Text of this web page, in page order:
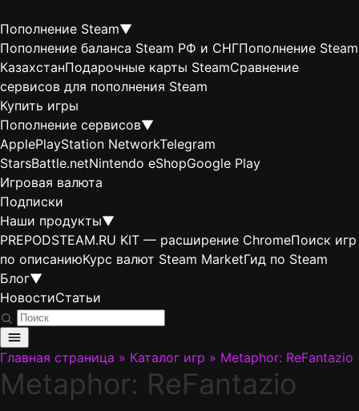
Пополнение Steam▼
Пополнение баланса Steam РФ и СНГПополнение Steam
КазахстанПодарочные карты SteamСравнение
сервисов для пополнения Steam
Купить игры
Пополнение сервисов▼
ApplePlayStation NetworkTelegram
StarsBattle.netNintendo eShopGoogle Play
Игровая валюта
Подписки
Наши продукты▼
PREPODSTEAM.RU KIT — расширение ChromeПоиск игр
по описаниюКурс валют Steam MarketГид по Steam
Блог▼
НовостиСтатьи
Главная страница » Каталог игр » Metaphor: ReFantazio
Metaphor: ReFantazio